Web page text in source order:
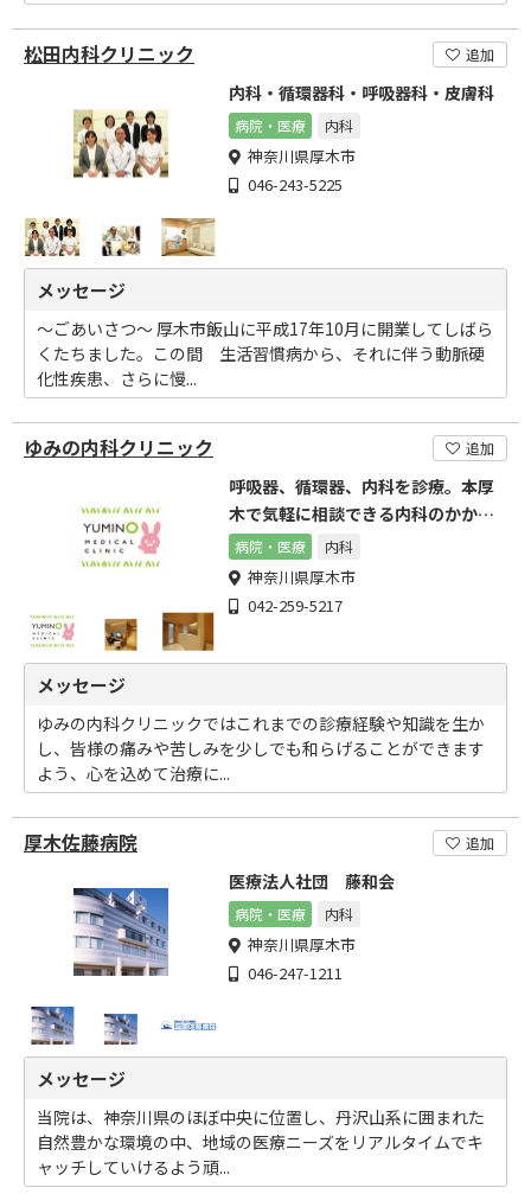
松田内科クリニック 追加
内科・循環器科・呼吸器科・皮膚科
病院・医療 内科
神奈川県厚木市
046-243-5225
メッセージ
～ごあいさつ～ 厚木市飯山に平成17年10月に開業してしばら
くたちました。この間 生活習慣病から、それに伴う動脈硬
化性疾患、さらに慢...
ゆみの内科クリニック 追加
呼吸器、循環器、内科を診療。本厚
木で気軽に相談できる内科のかかり
つけ医を目指します
病院・医療 内科
神奈川県厚木市
042-259-5217
メッセージ
ゆみの内科クリニックではこれまでの診療経験や知識を生か
し、皆様の痛みや苦しみを少しでも和らげることができます
よう、心を込めて治療に...
厚木佐藤病院 追加
医療法人社団 藤和会
病院・医療 内科
神奈川県厚木市
046-247-1211
メッセージ
当院は、神奈川県のほぼ中央に位置し、丹沢山系に囲まれた
自然豊かな環境の中、地域の医療ニーズをリアルタイムでキ
ャッチしていけるよう頑...